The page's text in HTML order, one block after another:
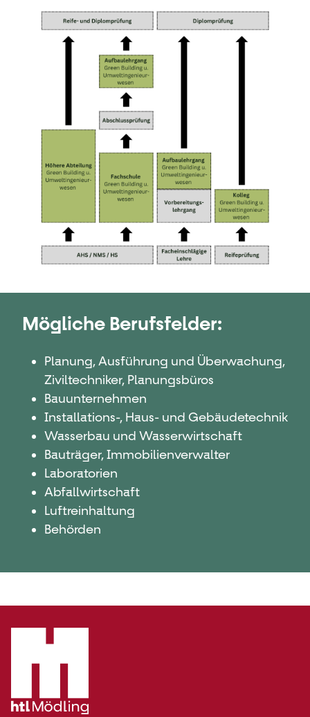
Mögliche Berufsfelder:
Planung, Ausführung und Überwachung,
Ziviltechniker, Planungsbüros
Bauunternehmen
Installations-, Haus- und Gebäudetechnik
Wasserbau und Wasserwirtschaft
Bauträger, Immobilienverwalter
Laboratorien
Abfallwirtschaft
Luftreinhaltung
Behörden